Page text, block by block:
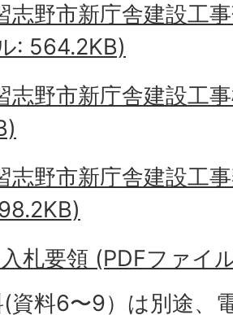
志野市新庁舎建設工
: 564.2KB)
志野市新庁舎建設工
志野市新庁舎建設工
札要領 (PDFファイ
資料6〜9）は別途、